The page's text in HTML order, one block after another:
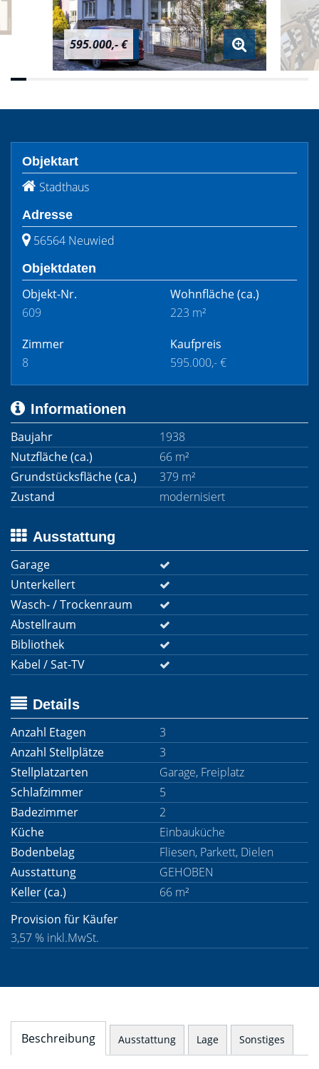
595.000,- €
Objektart
Stadthaus
Adresse
56564 Neuwied
Objektdaten
Objekt-Nr.
609
Wohnfläche(ca.)
223 m²
Zimmer
8
Kaufpreis
595.000,- €
Informationen
Baujahr
1938
Nutzfläche (ca.)
66 m²
Grundstücksfläche (ca.)
379 m²
Zustand
modernisiert
Ausstattung
Garage
Unterkellert
Wasch- / Trockenraum
Abstellraum
Bibliothek
Kabel / Sat-TV
Details
Anzahl Etagen
3
Anzahl Stellplätze
3
Stellplatzarten
Garage, Freiplatz
Schlafzimmer
5
Badezimmer
2
Küche
Einbauküche
Bodenbelag
Fliesen, Parkett, Dielen
Ausstattung
GEHOBEN
Keller (ca.)
66 m²
Provision für Käufer
3,57 % inkl.MwSt.
Beschreibung Ausstattung Lage Sonstiges